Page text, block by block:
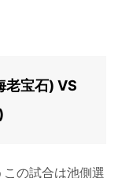
老宝石) VS
の試合は池側選